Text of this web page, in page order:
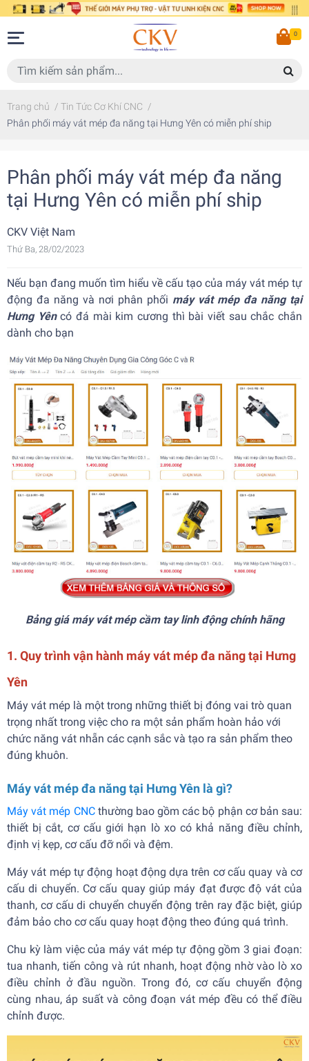
0
Trang chủ / Tin Tức Cơ Khí CNC /
Phân phối máy vát mép đa năng tại Hưng Yên có miễn phí ship
Phân phối máy vát mép đa năng
tại Hưng Yên có miễn phí ship
CKV Việt Nam
Thứ Ba, 28/02/2023
Nếu bạn đang muốn tìm hiểu về cấu tạo của máy vát mép tự
động đa năng và nơi phân phối máy vát mép đa năng tại
Hưng Yêncó đá mài kim cương thì bài viết sau chắc chắn
dành cho bạn
Bảng giá máy vát mép cầm tay linh động chính hãng
1. Quy trình vận hành máy vát mép đa năng tại Hưng
Yên
Máy vát mép là một trong những thiết bị đóng vai trò quan
trọng nhất trong việc cho ra một sản phẩm hoàn hảo với
chức năng vát nhẵn các cạnh sắc và tạo ra sản phẩm theo
đúng khuôn.
Máy vát mép đa năng tại Hưng Yên là gì?
Máy vát mép CNCthường bao gồm các bộ phận cơ bản sau:
thiết bị cắt, cơ cấu giới hạn lò xo có khả năng điều chỉnh,
định vị kẹp, cơ cấu đỡ nổi và đệm.
Máy vát mép tự động hoạt động dựa trên cơ cấu quay và cơ
cấu di chuyển. Cơ cấu quay giúp máy đạt được độ vát của
thanh, cơ cấu di chuyển chuyển động trên ray đặc biệt, giúp
đảm bảo cho cơ cấu quay hoạt động theo đúng quá trình.
Chu kỳ làm việc của máy vát mép tự động gồm 3 giai đoạn:
tua nhanh, tiến công và rút nhanh, hoạt động nhờ vào lò xo
điều chỉnh ở đầu nguồn. Trong đó, cơ cấu chuyển động
cùng nhau, áp suất và công đoạn vát mép đều có thể điều
chỉnh được.